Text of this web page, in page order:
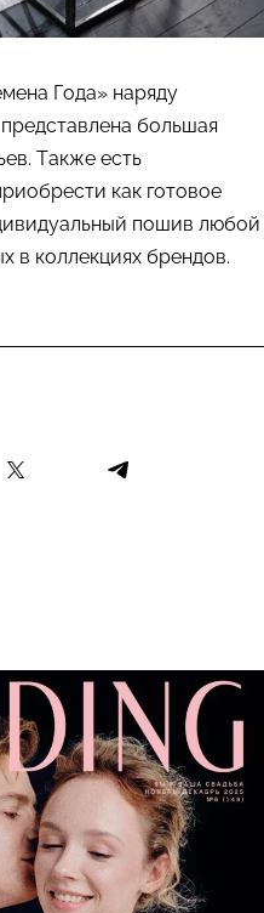
Года» наряду
большая
Также есть
как готовое
пошив любой
в коллекциях брендов.